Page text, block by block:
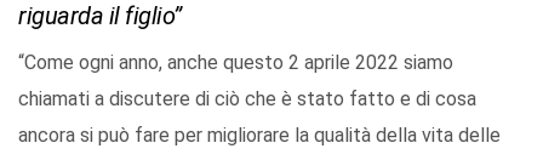
riguarda il figlio”
“Come ogni anno, anche questo 2 aprile 2022 siamo
chiamati a discutere di ciò che è stato fatto e di cosa
ancora si può fare per migliorare la qualità della vita delle